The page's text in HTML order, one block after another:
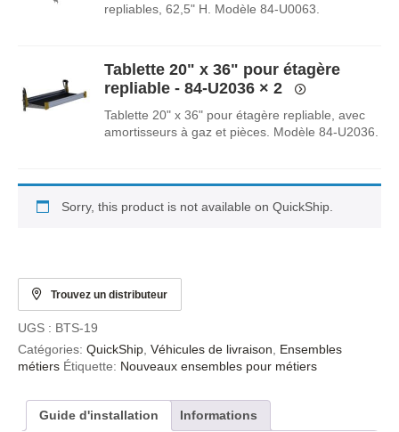
repliables, 62,5" H. Modèle 84-U0063.
Tablette 20" x 36" pour étagère
repliable - 84-U2036× 2
Tablette 20" x 36" pour étagère repliable, avec
amortisseurs à gaz et pièces. Modèle 84-U2036.
Sorry, this product is not available on QuickShip.
Trouvez un distributeur
UGS : BTS-19
Catégories: QuickShip, Véhicules de livraison, Ensembles
métiers Étiquette: Nouveaux ensembles pour métiers
Guide d'installation Informations